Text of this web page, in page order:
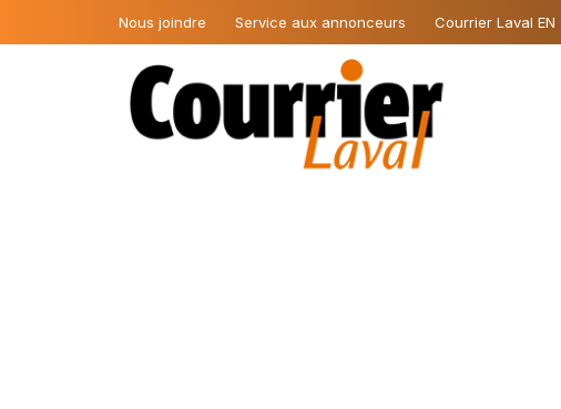
Nous joindre Service aux annonceurs Courrier Laval EN